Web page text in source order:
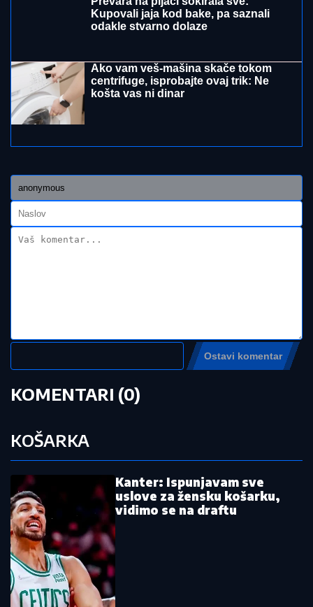
UZVRATILA Cakani na prozivke, pa progovorila o
dečku i šokirala komentarom o Seki Aleksić (VIDEO)
TRENUTNO AKTIVNO DEVET
vanredne situacije
istina"
by Aklamator
Pročitajte još:
Skandal na RTS-u: Navijači Partizana
Alimpijević objavio spisak: Tu su Jokić i
klinci, ali nema Bogdana
Hrvati ga razapinjali, on otišao sa klupe
i uzeo milione